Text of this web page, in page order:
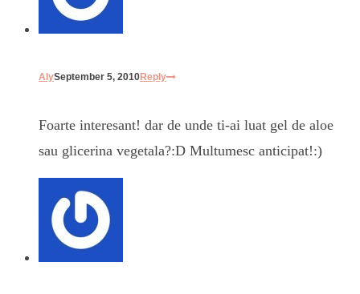
AlySeptember 5, 2010Reply
Foarte interesant! dar de unde ti-ai luat gel de aloe
sau glicerina vegetala?:D Multumesc anticipat!:)